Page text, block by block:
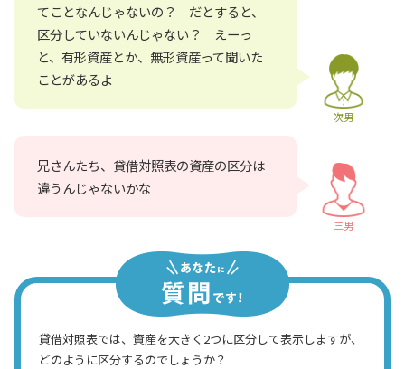
てことなんじゃないの？ だとすると、
区分していないんじゃない？ えーっ
と、有形資産とか、無形資産って聞いた
ことがあるよ
次男
兄さんたち、貸借対照表の資産の区分は
違うんじゃないかな
三男
貸借対照表では、資産を大きく2つに区分して表示しますが、
どのように区分するのでしょうか？